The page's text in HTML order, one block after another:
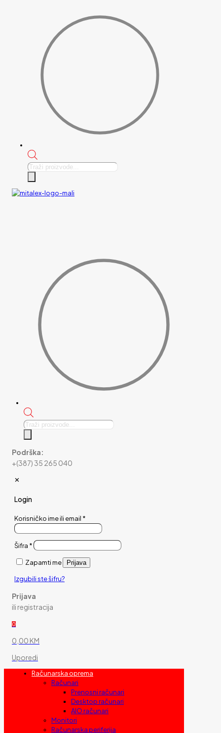
Products
Products
Podrška:
+(387) 35 265 040
✕
Login
Korisničko ime ili email *
Šifra *
Zapamti me Prijava
Izgubili ste šifru?
Prijava
ili registracija
0
0,00 KM
Uporedi
Računarska oprema
Računari
Prenosni računari
Desktop računari
AIO računari
Monitori
Računarska periferija